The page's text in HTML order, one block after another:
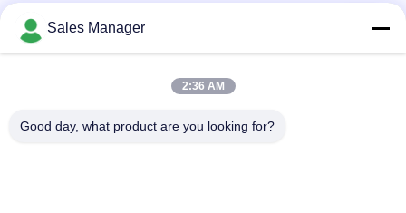
IP Radiomodem
15
populaire categorieën
De draadloze
COFDM
Sales Manager
2:36 AM
Good day, what product are you looking for?